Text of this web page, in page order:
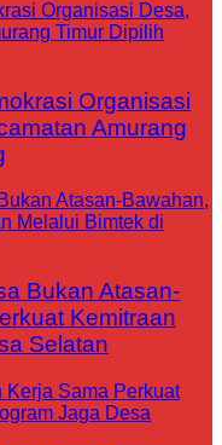
Organisasi
Amurang
Bukan Atasan-
Kemitraan
Selatan